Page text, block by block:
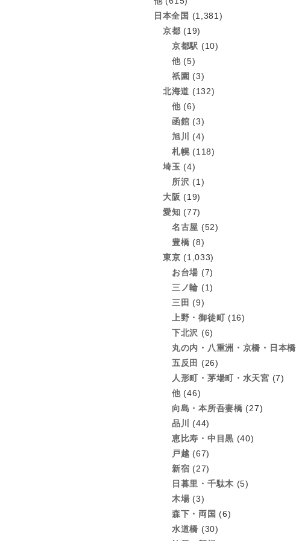
日本全国 (1,381)
京都 (19)
京都駅 (10)
他(5)
祇園 (3)
北海道 (132)
他(6)
函館 (3)
旭川
(4)
札幌(118)
埼玉 (4)
所沢 (1)
大阪 (19)
愛知 (77)
名古屋 (52)
豊橋 (8)
東京 (1,033)
お台場 (7)
三ノ輪 (1)
三田 (9)
上野・御徒町(16)
下北沢 (6)
丸の内・八重洲・京橋・日本橋
五反田
(26)
人形町・茅場町・水天宮 (7)
他(46)
向島・本所吾妻橋 (27)
品川
(44)
恵比寿・中目黒 (40)
戸越 (67)
新宿 (27)
日暮里・千駄木 (5)
木場 (3)
森下・両国 (6)
水道橋 (30)